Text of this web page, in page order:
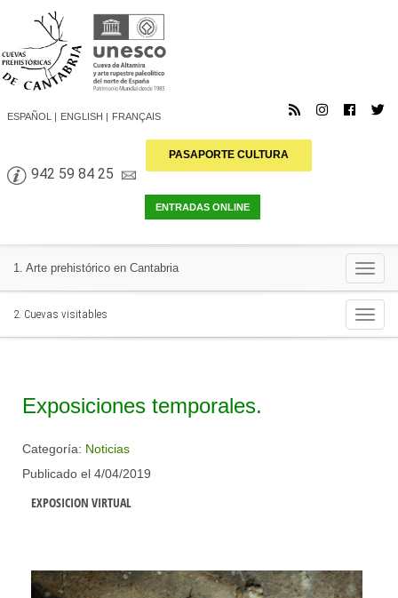
ESPAÑOL ENGLISH FRANÇAIS
942 59 84 25
PASAPORTE CULTURA
1. Arte prehistórico en Cantabria
2. Cuevas visitables
Exposiciones temporales.
Categoría: Noticias
Publicado el 4/04/2019
EXPOSICION VIRTUAL